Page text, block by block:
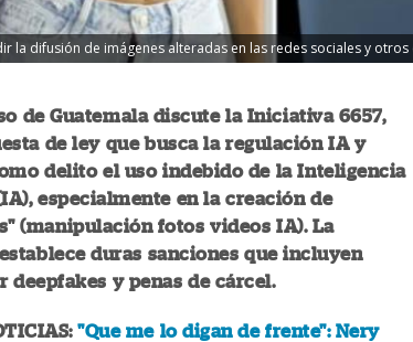
la difusión de imágenes alteradas en las redes sociales y otros
de Guatemala discute la Iniciativa 6657,
de ley que busca la regulación IA y
delito el uso indebido de la Inteligencia
especialmente en la creación de
(manipulación fotos videos IA). La
duras sanciones que incluyen
deepfakes y penas de cárcel.
"Que me lo digan de frente": Nery